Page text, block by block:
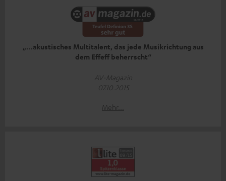
„…akustisches Multitalent, das jede Musikrichtung aus
dem Effeff beherrscht“
AV-Magazin
07.10.2015
Mehr...